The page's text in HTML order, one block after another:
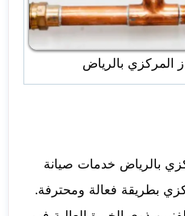
المركزي بالرياض
بالرياض خدمات صيانة
بطريقة فعالة ومحترفة.